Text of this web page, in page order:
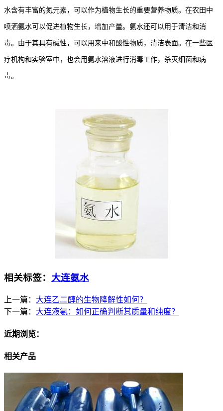
水含有丰富的氮元素，可以作为植物生长的重要营养物质。在农田中
喷洒氨水可以促进植物生长，增加产量。氨水还可以用于清洁和消
毒。由于其具有碱性，可以用来中和酸性物质，清洁表面。在一些医
疗机构和实验室中，也会用氨水溶液进行消毒工作，杀灭细菌和病
毒。
相关标签： 大连氨水
上一篇： 大连乙二醇的生物降解性如何？
下一篇： 大连液氨：如何正确判断其质量和纯度？
近期浏览：
相关产品